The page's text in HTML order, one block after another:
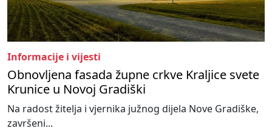
Informacije i vijesti
Obnovljena fasada župne crkve Kraljice svete
Krunice u Novoj Gradiški
Na radost žitelja i vjernika južnog dijela Nove Gradiške,
završeni...